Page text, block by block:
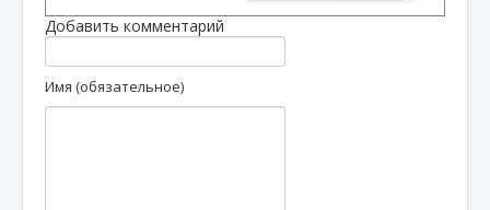
Добавить комментарий
Имя (обязательное)